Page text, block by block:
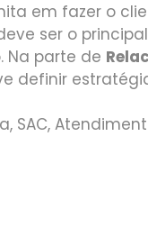
em fazer o
ser o
Na parte de
definir
SAC,